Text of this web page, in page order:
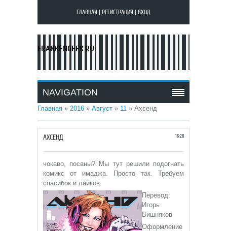
ГЛАВНАЯ РЕГИСТРАЦИЯ ВХОД
FRANKENGEEK.RU
NAVIGATION
Главная » 2016 » Август » 11 » Ахсенд
16:28
АХСЕНД
чокаво, посаны? Мы тут решили подогнать
комикс от имаджа. Просто так. Требуем
спасибок и лайков.
Перевод:
Игорь
Вишняков
Оформление